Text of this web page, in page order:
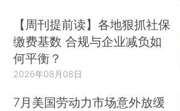
【周刊提前读】各地狠抓社保
缴费基数 合规与企业减负如
何平衡？
2026年08月08日
7月美国劳动力市场意外放缓